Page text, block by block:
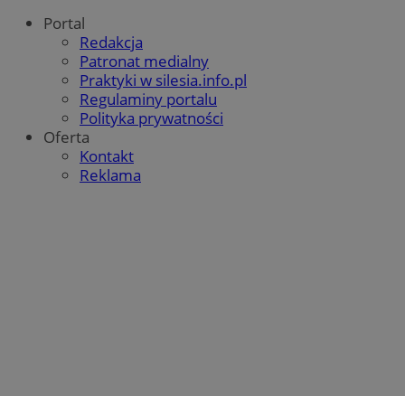
Portal
Redakcja
Patronat medialny
Praktyki w silesia.info.pl
Regulaminy portalu
Polityka prywatności
Oferta
Kontakt
Reklama